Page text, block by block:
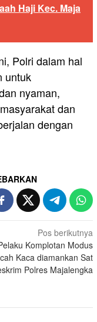
Haji Kec. Maja
Polri dalam hal
untuk
nyaman,
dan
dengan
Pos berikutnya
Komplotan Modus
Kaca diamankan Sat
Polres Majalengka